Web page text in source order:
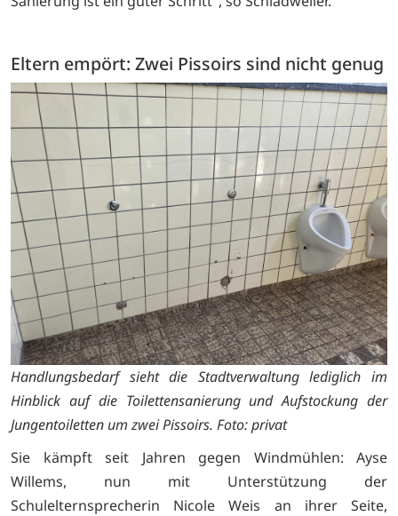
Eltern empört: Zwei Pissoirs sind nicht genug
Handlungsbedarf sieht die Stadtverwaltung lediglich im
Hinblick auf die Toilettensanierung und Aufstockung der
Jungentoiletten um zwei Pissoirs. Foto: privat
Sie kämpft seit Jahren gegen Windmühlen: Ayse
Willems, nun mit Unterstützung der
Schulelternsprecherin Nicole Weis an ihrer Seite,